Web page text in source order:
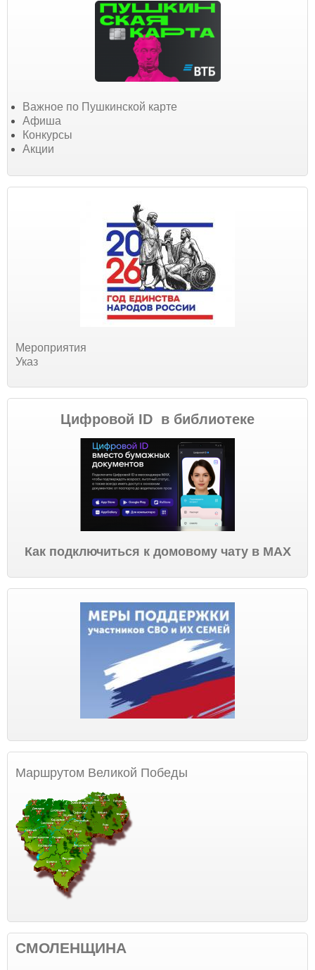
Важное по Пушкинской карте
Афиша
Конкурсы
Акции
Мероприятия
Указ
Цифровой ID в библиотеке
Как подключиться к домовому чату в МАХ
Маршрутом Великой Победы
СМОЛЕНЩИНА